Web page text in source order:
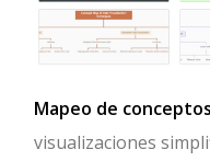
Mapeo de
visualizaciones